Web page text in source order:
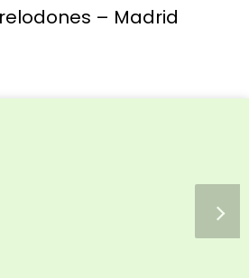
– Madrid